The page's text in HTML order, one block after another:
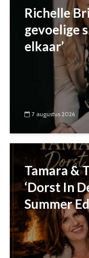
Richelle
gevoelige
elkaar’
7 augustus 2026
Tamara &
‘Dorst In
Summer